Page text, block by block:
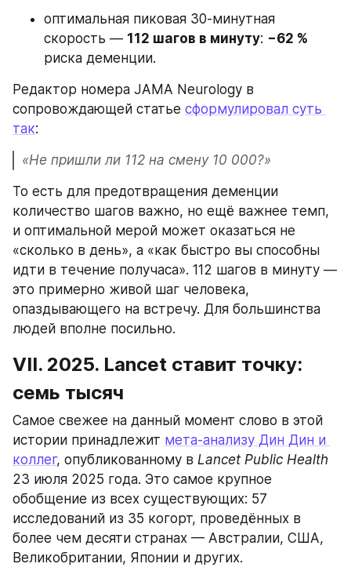
оптимальная пиковая 30-минутная
скорость — 112 шагов в минуту: −62 %
риска деменции.
Редактор номера JAMA Neurology в
сопровождающей статье сформулировал суть
так:
«Не пришли ли 112 на смену 10 000?»
То есть для предотвращения деменции
количество шагов важно, но ещё важнее темп,
и оптимальной мерой может оказаться не
«сколько в день», а «как быстро вы способны
идти в течение получаса». 112 шагов в минуту —
это примерно живой шаг человека,
опаздывающего на встречу. Для большинства
людей вполне посильно.
VII. 2025. Lancet ставит точку:
семь тысяч
Самое свежее на данный момент слово в этой
истории принадлежит мета-анализу Дин Дин и
коллег, опубликованному в Lancet Public Health
23 июля 2025 года. Это самое крупное
обобщение из всех существующих: 57
исследований из 35 когорт, проведённых в
более чем десяти странах — Австралии, США,
Великобритании, Японии и других.